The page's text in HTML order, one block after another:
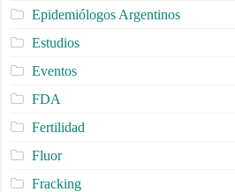
Epidemiólogos Argentinos
Estudios
Eventos
FDA
Fertilidad
Fluor
Fracking